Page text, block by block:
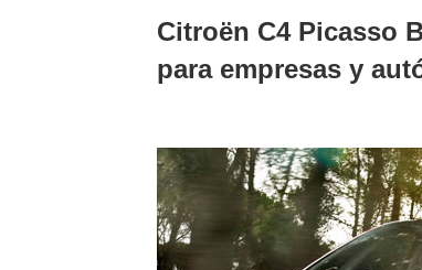
Citroën C4 Picasso
para empresas y